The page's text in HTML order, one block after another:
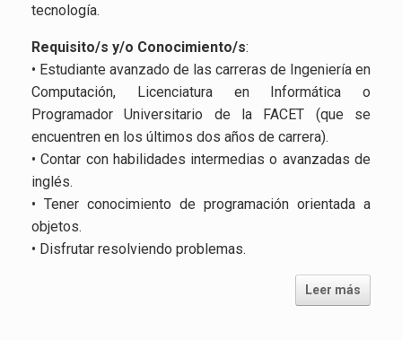
tecnología.
Requisito/s y/o Conocimiento/s:
• Estudiante avanzado de las carreras de Ingeniería en
Computación, Licenciatura en Informática o
Programador Universitario de la FACET (que se
encuentren en los últimos dos años de carrera).
• Contar con habilidades intermedias o avanzadas de
inglés.
• Tener conocimiento de programación orientada a
objetos.
• Disfrutar resolviendo problemas.
Leer más